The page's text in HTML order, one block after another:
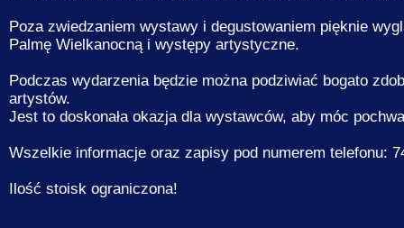
Poza zwiedzaniem wystawy i degustowaniem pięknie
Palmę Wielkanocną i występy artystyczne.
Podczas wydarzenia będzie można podziwiać bogato
artystów.
Jest to doskonała okazja dla wystawców, aby móc
Wszelkie informacje oraz zapisy pod numerem telefonu:
Ilość stoisk ograniczona!